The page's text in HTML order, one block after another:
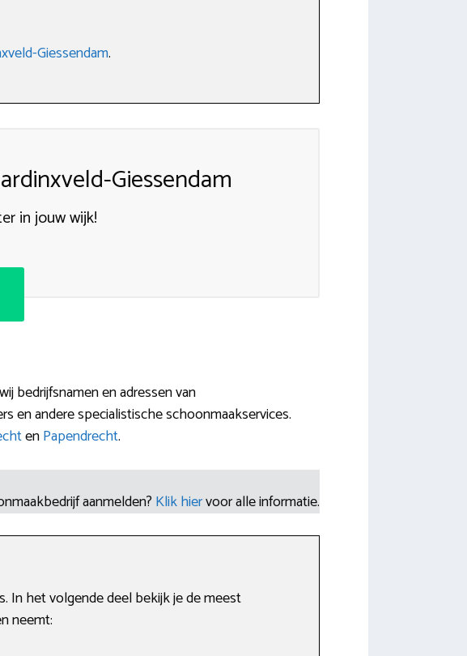
Giessendam.
Giessendam
in jouw wijk!
bedrijfsnamen en adressen van
en andere specialistische schoonmaakservices.
enPapendrecht.
aanmelden? Klik hiervoor alle informatie.
In het volgende deel bekijk je de meest
neemt: